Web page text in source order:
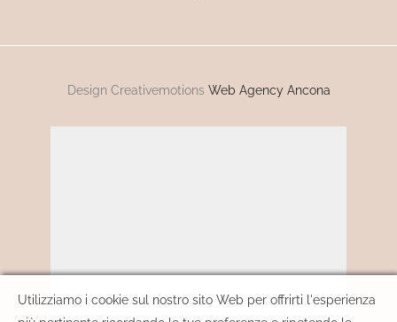
Design Creativemotions Web Agency Ancona
Utilizziamo i cookie sul nostro sito Web per offrirti l'esperienza